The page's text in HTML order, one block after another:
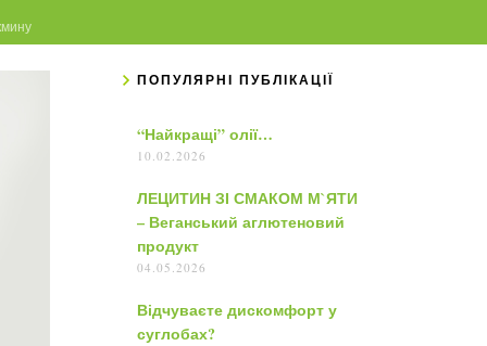
ПОПУЛЯРНІ ПУБЛІКАЦІЇ
“Найкращі” олії…
10.02.2026
ЛЕЦИТИН ЗІ СМАКОМ М`ЯТИ
– Веганський аглютеновий
продукт
04.05.2026
Відчуваєте дискомфорт у
суглобах?